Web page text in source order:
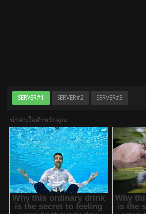
SERVER#1 SERVER#2 SERVER#3